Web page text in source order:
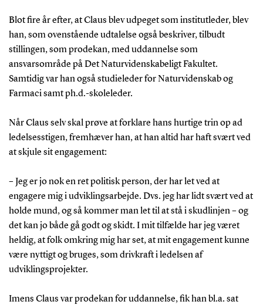
Blot fire år efter, at Claus blev udpeget som institutleder, blev
han, som ovenstående udtalelse også beskriver, tilbudt
stillingen, som prodekan, med uddannelse som
ansvarsområde på Det Naturvidenskabeligt Fakultet.
Samtidig var han også studieleder for Naturvidenskab og
Farmaci samt ph.d.-skoleleder.
Når Claus selv skal prøve at forklare hans hurtige trin op ad
ledelsesstigen, fremhæver han, at han altid har haft svært ved
at skjule sit engagement:
– Jeg er jo nok en ret politisk person, der har let ved at
engagere mig i udviklingsarbejde. Dvs. jeg har lidt svært ved at
holde mund, og så kommer man let til at stå i skudlinjen – og
det kan jo både gå godt og skidt. I mit tilfælde har jeg været
heldig, at folk omkring mig har set, at mit engagement kunne
være nyttigt og bruges, som drivkraft i ledelsen af
udviklingsprojekter.
Imens Claus var prodekan for uddannelse, fik han bl.a. sat